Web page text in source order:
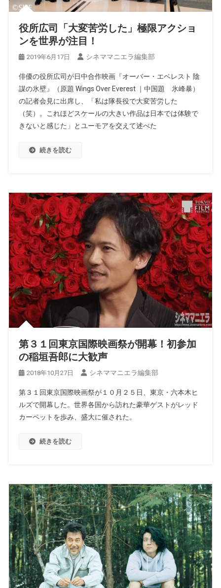
役所広司「大変苦労した」極限アクショ
ンを世界が注目！
2019年6月17日 シネママニエラ編集部
俳優の役所広司が日中合作映画『オーバー・エベレスト 陰
謀の氷壁』（原題 Wings Over Everest ｜中国題 氷峰暴）
の記者会見に出席し、「私は隊長役で大変苦労した
（笑）。これほどスケールの大きい作品は日本では体験で
きないと感じた」とユーモアを交えて述べた
続きを読む
第３１回東京国際映画祭が開幕！初参加
の稲垣吾郎に大歓声
2018年10月27日 シネママニエラ編集部
第３１回東京国際映画祭が１０月２５日、東京・六本木ヒ
ルズで開幕した。世界各国から訪れた豪華ゲストがレッド
カーペットを歩み、盛大に催された。
続きを読む